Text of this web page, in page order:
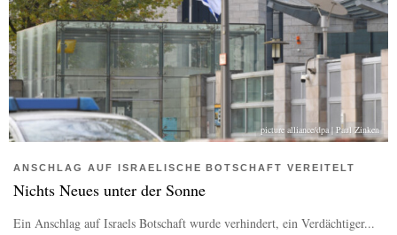
picture alliance/dpa | Paul Zinken
ANSCHLAG AUF ISRAELISCHE BOTSCHAFT VEREITELT
Nichts Neues unter der Sonne
Ein Anschlag auf Israels Botschaft wurde verhindert, ein Verdächtiger...